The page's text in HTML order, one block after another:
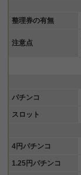
整理券の有無
注意点
パチンコ
スロット
4円パチンコ
1.25円パチンコ